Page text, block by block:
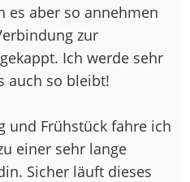
es aber so annehmen
zur
Ich werde sehr
auch so bleibt!
und Frühstück fahre ich
einer sehr lange
Sicher läuft dieses